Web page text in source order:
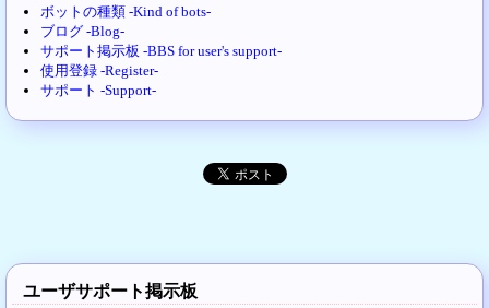
ボットの種類 -Kind of bots-
ブログ -Blog-
サポート掲示板 -BBS for user's support-
使用登録 -Register-
サポート -Support-
ユーザサポート掲示板